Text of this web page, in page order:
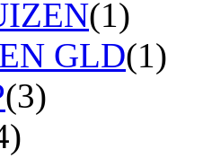
(1)
GLD(1)
(3)